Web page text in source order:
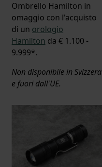
Ombrello Hamilton in
omaggio con l'acquisto
di un orologio
Hamilton da € 1.100 -
9.999*.
Non disponibile in Svizzera
e fuori dall'UE.